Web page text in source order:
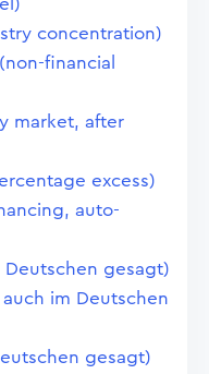
concentration)
financial
market, after
excess)
auto-
Deutschen gesagt)
im Deutschen
gesagt)